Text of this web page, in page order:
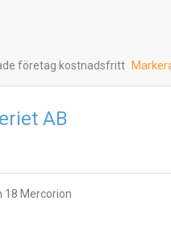
företag kostnadsfritt
AB
18 Mercorion